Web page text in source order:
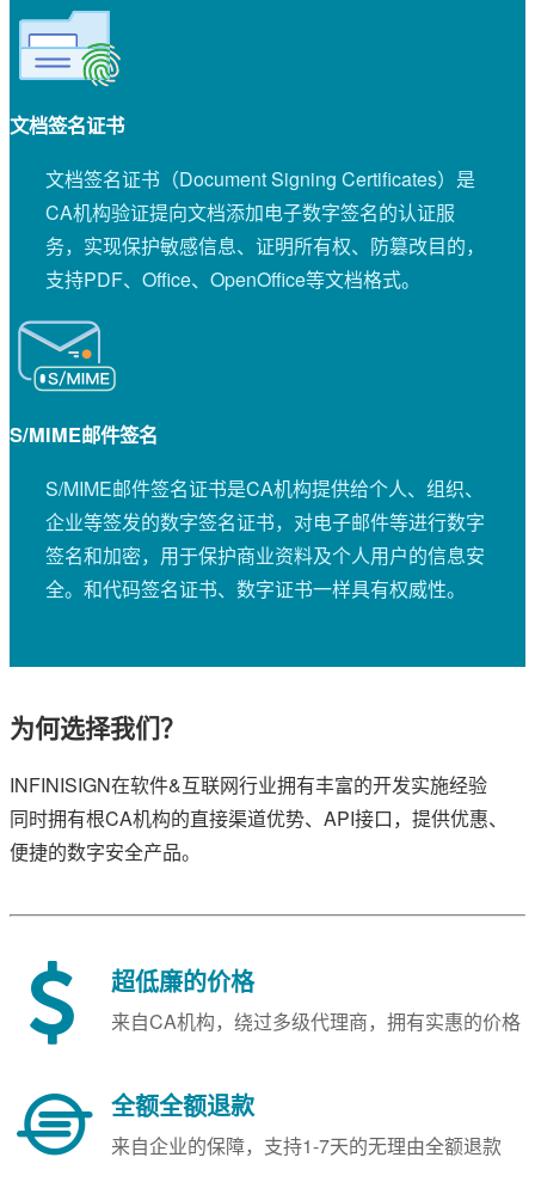
文档签名证书
文档签名证书（Document Signing Certificates）是
CA机构验证提向文档添加电子数字签名的认证服
务，实现保护敏感信息、证明所有权、防篡改目的，
支持PDF、Office、OpenOffice等文档格式。
S/MIME邮件签名
S/MIME邮件签名证书是CA机构提供给个人、组织、
企业等签发的数字签名证书，对电子邮件等进行数字
签名和加密，用于保护商业资料及个人用户的信息安
全。和代码签名证书、数字证书一样具有权威性。
为何选择我们？
INFINISIGN在软件&互联网行业拥有丰富的开发实施经验
同时拥有根CA机构的直接渠道优势、API接口，提供优惠、
便捷的数字安全产品。
超低廉的价格
来自CA机构，绕过多级代理商，拥有实惠的价格
全额全额退款
来自企业的保障，支持1-7天的无理由全额退款